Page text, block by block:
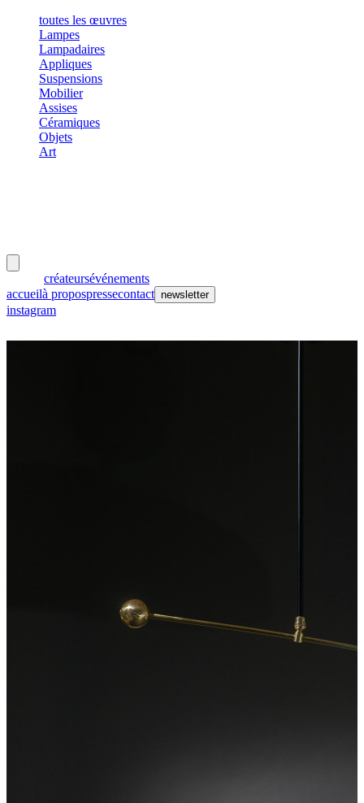
toutes les œuvres
Lampes
Lampadaires
Appliques
Suspensions
Mobilier
Assises
Céramiques
Objets
Art
créateursévénements
accueilà propospressecontact newsletter
instagram